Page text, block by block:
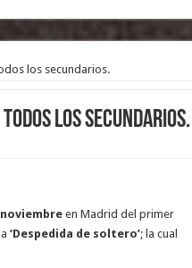
los secundarios.
los secundarios.
noviembreen Madrid del primer
‘Despedida de soltero’; la cual